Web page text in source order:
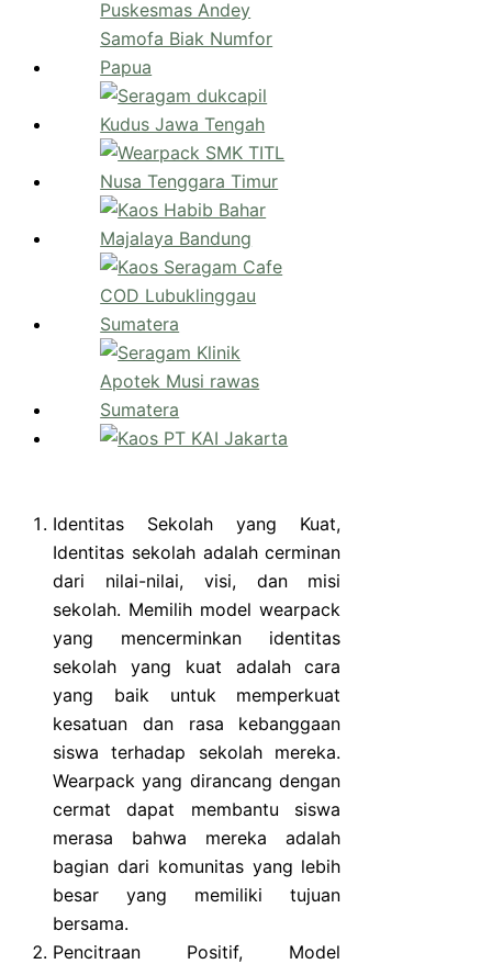
Identitas Sekolah yang Kuat,
Identitas sekolah adalah cerminan
dari nilai-nilai, visi, dan misi
sekolah. Memilih model wearpack
yang mencerminkan identitas
sekolah yang kuat adalah cara
yang baik untuk memperkuat
kesatuan dan rasa kebanggaan
siswa terhadap sekolah mereka.
Wearpack yang dirancang dengan
cermat dapat membantu siswa
merasa bahwa mereka adalah
bagian dari komunitas yang lebih
besar yang memiliki tujuan
bersama.
Pencitraan Positif, Model